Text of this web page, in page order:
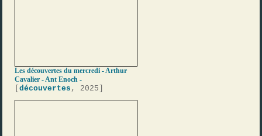
Les découvertes du mercredi - Arthur
Cavalier - Ant Enoch -
[découvertes , 2025]